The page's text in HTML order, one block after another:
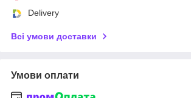
Delivery
Всі умови доставки
Умови оплати